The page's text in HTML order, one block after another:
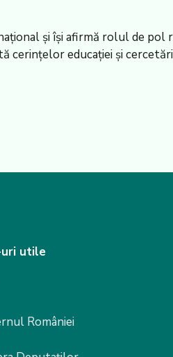
și își afirmă rolul de pol
cerințelor educației și
utile
României